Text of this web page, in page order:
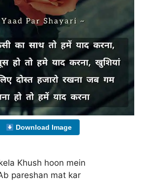
Download Image
Khush hoon mein
pareshan mat kar